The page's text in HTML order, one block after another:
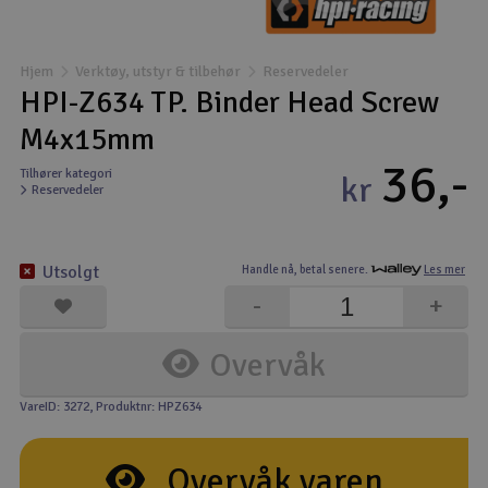
Droner
Droner for FPV
Fly
Helikopter
Kamerautstyr
Modellbygging, LEGO & byggesett
Modelljernbane
Motor & tilbehør
Hjem Verktøy, utstyr & tilbehør Reservedeler
HPI-Z634 TP. Binder Head Screw
M4x15mm
Tilhører kategori
Reservedeler
Handle nå, betal senere. Les mer
kr 36,-
Overvåk
+
-
Utsolgt
VareID: 3272, Produktnr: HPZ634